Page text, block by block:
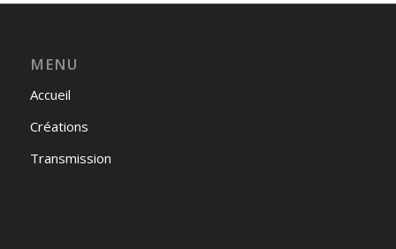
MENU
Accueil
Créations
Transmission